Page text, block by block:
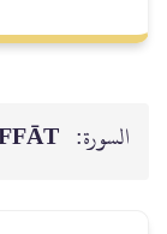
السورة: